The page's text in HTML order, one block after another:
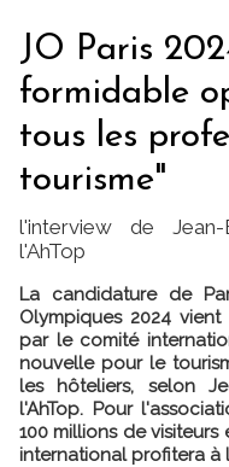
JO Paris
formidable
tous les
tourisme"
l'interview de
l'AhTop
La candidature de
Olympiques 2024
par le comité
nouvelle pour le
les hôteliers, selon
l'AhTop. Pour
100 millions de
international profitera à